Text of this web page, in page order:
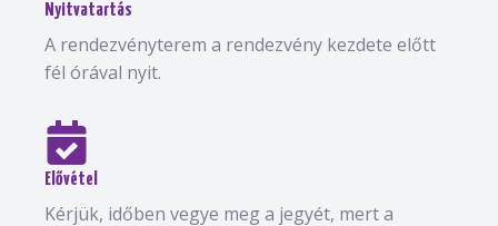
Nyitvatartás
A rendezvényterem a rendezvény kezdete előtt
fél órával nyit.
Elővétel
Kérjük, időben vegye meg a jegyét, mert a